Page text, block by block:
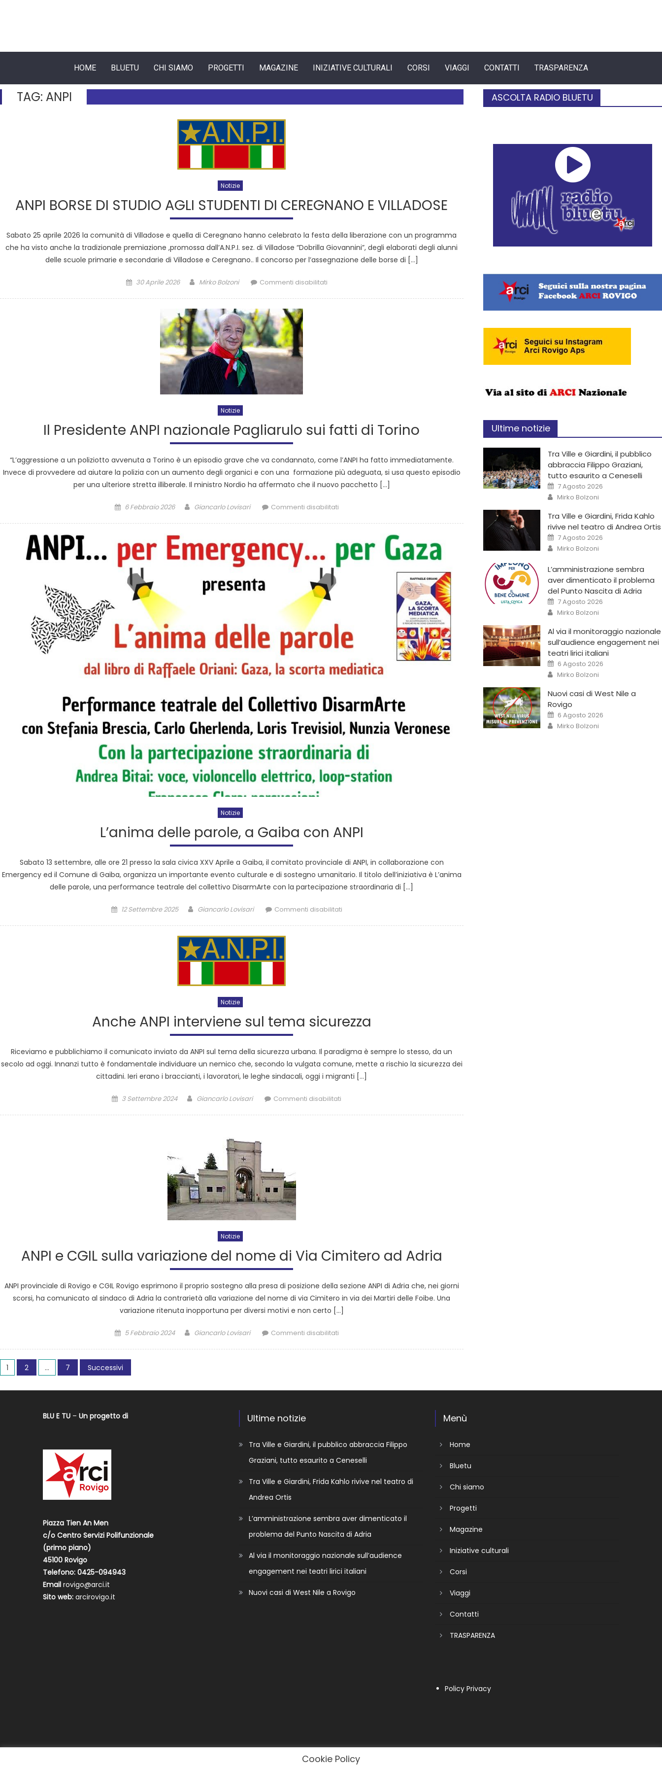
HOME BLUETU CHI SIAMO PROGETTI MAGAZINE INIZIATIVE CULTURALI CORSI VIAGGI CONTATTI TRASPARENZA
TAG: ANPI
Notizie
ANPI BORSE DI STUDIO AGLI STUDENTI DI CEREGNANO E VILLADOSE
Sabato 25 aprile 2026 la comunità di Villadose e quella di Ceregnano hanno celebrato la festa della liberazione con un programma
che ha visto anche la tradizionale premiazione ,promossa dall’A.N.P.I. sez. di Villadose “Dobrilla Giovannini”, degli elaborati degli alunni
delle scuole primarie e secondarie di Villadose e Ceregnano.. Il concorso per l’assegnazione delle borse di […]
30 Aprile 2026 Mirko Bolzoni Commenti disabilitati
Notizie
Il Presidente ANPI nazionale Pagliarulo sui fatti di Torino
“L’aggressione a un poliziotto avvenuta a Torino è un episodio grave che va condannato, come l’ANPI ha fatto immediatamente.
Invece di provvedere ad aiutare la polizia con un aumento degli organici e con una formazione più adeguata, si usa questo episodio
per una ulteriore stretta illiberale. Il ministro Nordio ha affermato che il nuovo pacchetto […]
6 Febbraio 2026 Giancarlo Lovisari Commenti disabilitati
Notizie
L’anima delle parole, a Gaiba con ANPI
Sabato 13 settembre, alle ore 21 presso la sala civica XXV Aprile a Gaiba, il comitato provinciale di ANPI, in collaborazione con
Emergency ed il Comune di Gaiba, organizza un importante evento culturale e di sostegno umanitario. Il titolo dell’iniziativa è L’anima
delle parole, una performance teatrale del collettivo DisarmArte con la partecipazione straordinaria di […]
12 Settembre 2025 Giancarlo Lovisari Commenti disabilitati
Notizie
Anche ANPI interviene sul tema sicurezza
Riceviamo e pubblichiamo il comunicato inviato da ANPI sul tema della sicurezza urbana. Il paradigma è sempre lo stesso, da un
secolo ad oggi. Innanzi tutto è fondamentale individuare un nemico che, secondo la vulgata comune, mette a rischio la sicurezza dei
cittadini. Ieri erano i braccianti, i lavoratori, le leghe sindacali, oggi i migranti […]
3 Settembre 2024 Giancarlo Lovisari Commenti disabilitati
Notizie
ANPI e CGIL sulla variazione del nome di Via Cimitero ad Adria
ANPI provinciale di Rovigo e CGIL Rovigo esprimono il proprio sostegno alla presa di posizione della sezione ANPI di Adria che, nei giorni
scorsi, ha comunicato al sindaco di Adria la contrarietà alla variazione del nome di via Cimitero in via dei Martiri delle Foibe. Una
variazione ritenuta inopportuna per diversi motivi e non certo […]
5 Febbraio 2024 Giancarlo Lovisari Commenti disabilitati
1 2 … 7 Successivi
ASCOLTA RADIO BLUETU
Ultime notizie
Tra Ville e Giardini, il pubblico
abbraccia Filippo Graziani,
tutto esaurito a Ceneselli
7 Agosto 2026
Mirko Bolzoni
Tra Ville e Giardini, Frida Kahlo
rivive nel teatro di Andrea Ortis
7 Agosto 2026
Mirko Bolzoni
L’amministrazione sembra
aver dimenticato il problema
del Punto Nascita di Adria
7 Agosto 2026
Mirko Bolzoni
Al via il monitoraggio nazionale
sull’audience engagement nei
teatri lirici italiani
6 Agosto 2026
Mirko Bolzoni
Nuovi casi di West Nile a
Rovigo
6 Agosto 2026
Mirko Bolzoni
BLU E TU –Un progetto di
Piazza Tien An Men
c/o Centro Servizi Polifunzionale
(primo piano)
45100 Rovigo
Telefono: 0425-094943
Emailrovigo@arci.it
Sito web:arcirovigo.it
Ultime notizie
Tra Ville e Giardini, il pubblico abbraccia Filippo
Graziani, tutto esaurito a Ceneselli
Tra Ville e Giardini, Frida Kahlo rivive nel teatro di
Andrea Ortis
L’amministrazione sembra aver dimenticato il
problema del Punto Nascita di Adria
Al via il monitoraggio nazionale sull’audience
engagement nei teatri lirici italiani
Nuovi casi di West Nile a Rovigo
Menù
Home
Bluetu
Chi siamo
Progetti
Magazine
Iniziative culturali
Corsi
Viaggi
Contatti
TRASPARENZA
Policy Privacy
Cookie Policy